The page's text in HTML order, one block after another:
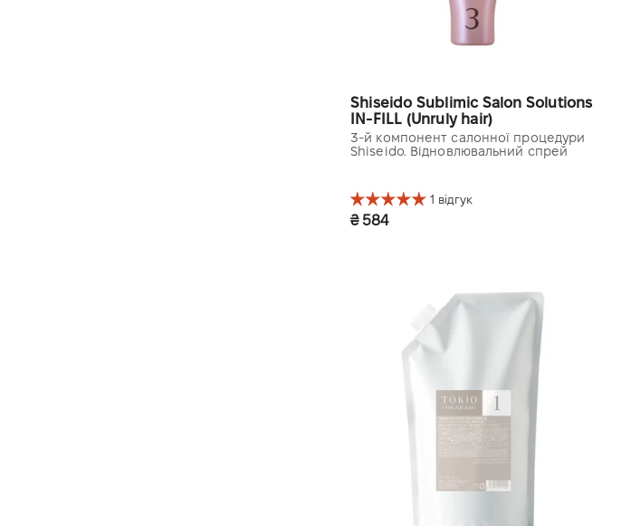
Shiseido Sublimic Salon Solutions
IN-FILL (Unruly hair)
3-й компонент салонної процедури
Shiseido. Відновлювальний спрей
1 відгук
₴ 584